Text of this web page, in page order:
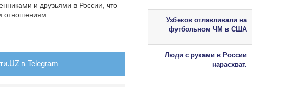
и друзьями в России, что
отношениям.
в Telegram
Узбеков отлавливали на
футбольном ЧМ в США
Люди с руками в России
нарасхват.